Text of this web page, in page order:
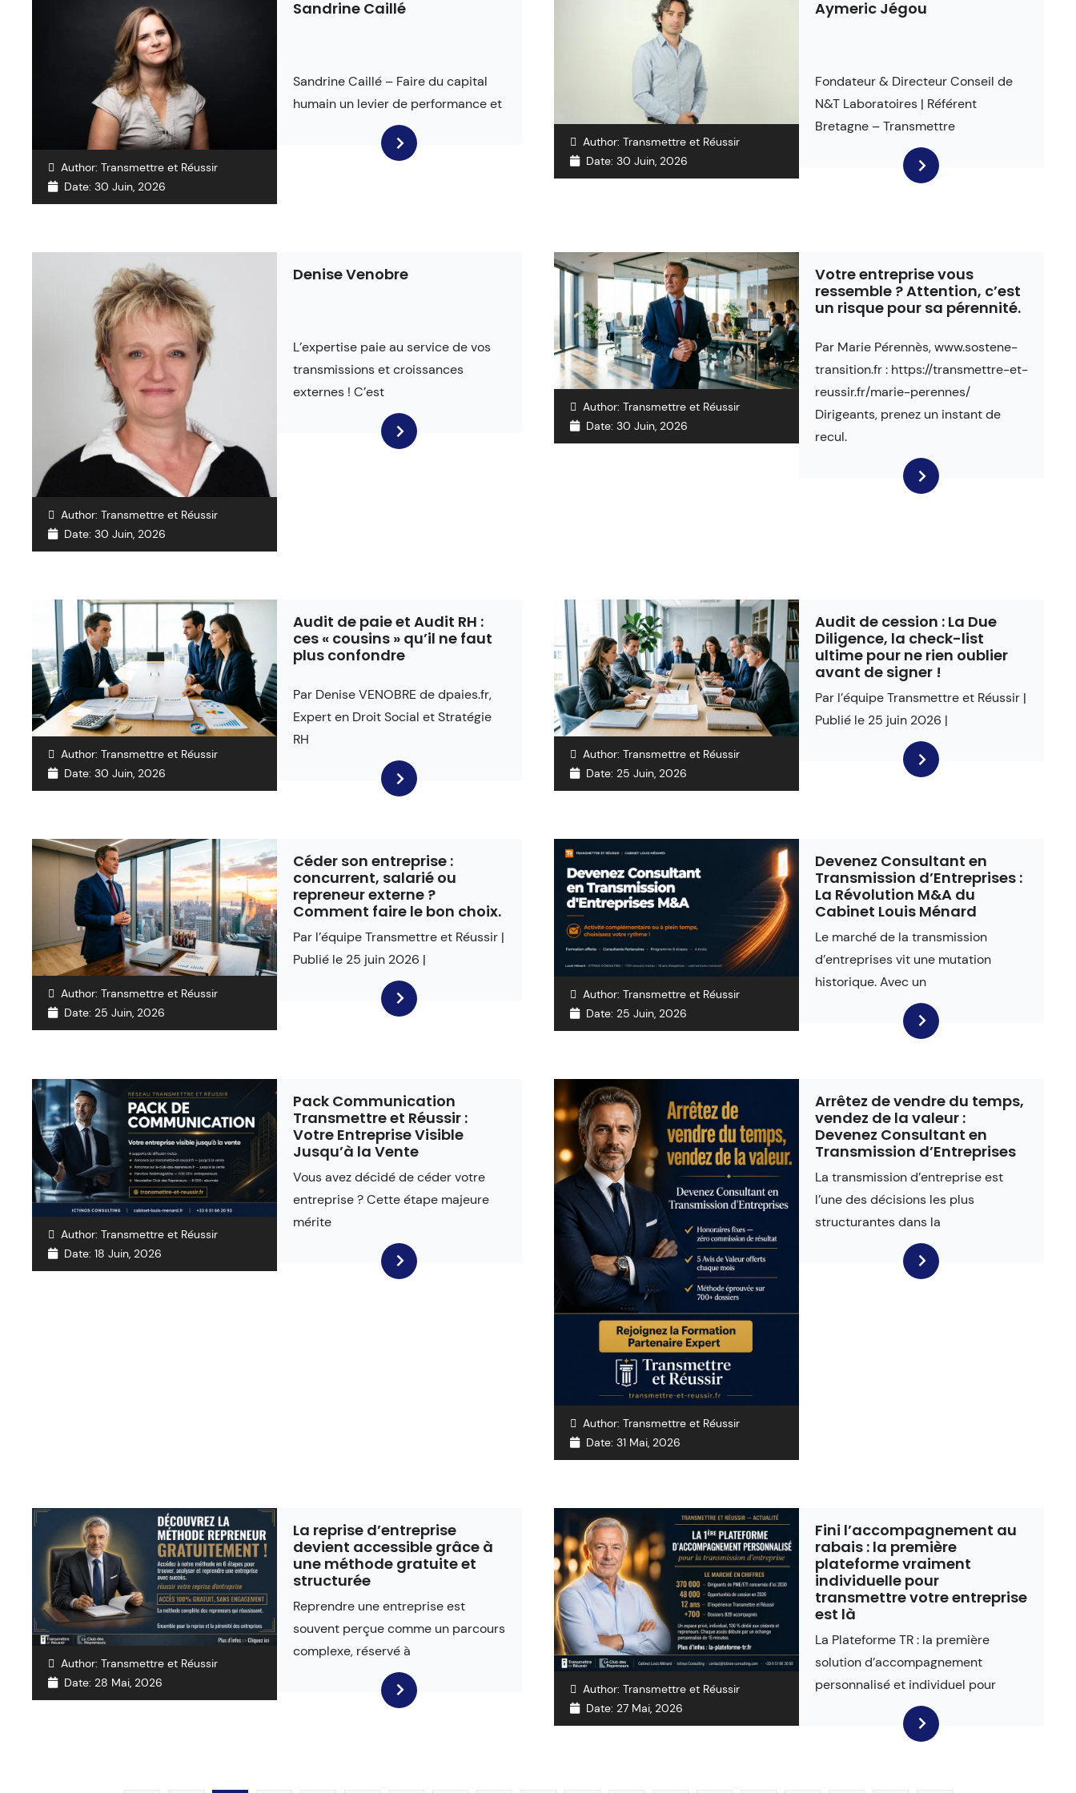
Author: Transmettre et Réussir
Date: 30 Juin, 2026
Sandrine Caillé
Sandrine Caillé – Faire du capital
humain un levier de performance et
Author: Transmettre et Réussir
Date: 30 Juin, 2026
Aymeric Jégou
Fondateur & Directeur Conseil de
N&T Laboratoires | Référent
Bretagne – Transmettre
Author: Transmettre et Réussir
Date: 30 Juin, 2026
Denise Venobre
L’expertise paie au service de vos
transmissions et croissances
externes ! C’est
Author: Transmettre et Réussir
Date: 30 Juin, 2026
Votre entreprise vous
ressemble ? Attention, c’est
un risque pour sa pérennité.
Par Marie Pérennès, www.sostene-
transition.fr : https://transmettre-et-
reussir.fr/marie-perennes/
Dirigeants, prenez un instant de
recul.
Author: Transmettre et Réussir
Date: 30 Juin, 2026
Audit de paie et Audit RH :
ces « cousins » qu’il ne faut
plus confondre
Par Denise VENOBRE de dpaies.fr,
Expert en Droit Social et Stratégie
RH
Author: Transmettre et Réussir
Date: 25 Juin, 2026
Audit de cession : La Due
Diligence, la check-list
ultime pour ne rien oublier
avant de signer !
Par l’équipe Transmettre et Réussir |
Publié le 25 juin 2026 |
Author: Transmettre et Réussir
Date: 25 Juin, 2026
Céder son entreprise :
concurrent, salarié ou
repreneur externe ?
Comment faire le bon choix.
Par l’équipe Transmettre et Réussir |
Publié le 25 juin 2026 |
Author: Transmettre et Réussir
Date: 25 Juin, 2026
Devenez Consultant en
Transmission d’Entreprises :
La Révolution M&A du
Cabinet Louis Ménard
Le marché de la transmission
d’entreprises vit une mutation
historique. Avec un
Author: Transmettre et Réussir
Date: 18 Juin, 2026
Pack Communication
Transmettre et Réussir :
Votre Entreprise Visible
Jusqu’à la Vente
Vous avez décidé de céder votre
entreprise ? Cette étape majeure
mérite
Author: Transmettre et Réussir
Date: 31 Mai, 2026
Arrêtez de vendre du temps,
vendez de la valeur :
Devenez Consultant en
Transmission d’Entreprises
La transmission d’entreprise est
l’une des décisions les plus
structurantes dans la
Author: Transmettre et Réussir
Date: 28 Mai, 2026
La reprise d’entreprise
devient accessible grâce à
une méthode gratuite et
structurée
Reprendre une entreprise est
souvent perçue comme un parcours
complexe, réservé à
Author: Transmettre et Réussir
Date: 27 Mai, 2026
Fini l’accompagnement au
rabais : la première
plateforme vraiment
individuelle pour
transmettre votre entreprise
est là
La Plateforme TR : la première
solution d’accompagnement
personnalisé et individuel pour